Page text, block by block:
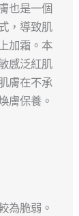
也是一個
，導致肌
加霜。本
感泛紅肌
膚在不承
膚保養。
為脆弱。